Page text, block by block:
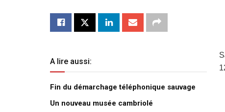
A lire aussi:
Fin du démarchage téléphonique sauvage
Un nouveau musée cambriolé